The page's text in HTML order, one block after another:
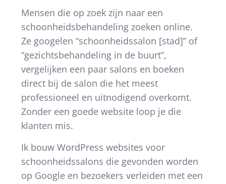
Mensen die op zoek zijn naar een
schoonheidsbehandeling zoeken online.
Ze googelen “schoonheidssalon [stad]” of
“gezichtsbehandeling in de buurt”,
vergelijken een paar salons en boeken
direct bij de salon die het meest
professioneel en uitnodigend overkomt.
Zonder een goede website loop je die
klanten mis.
Ik bouw WordPress websites voor
schoonheidssalons die gevonden worden
op Google en bezoekers verleiden met een